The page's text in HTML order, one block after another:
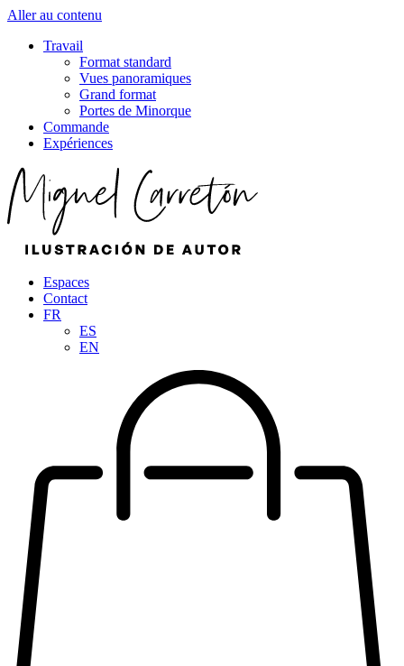
Aller au contenu
Travail
Format standard
Vues panoramiques
Grand format
Portes de Minorque
Commande
Expériences
Espaces
Contact
FR
ES
EN